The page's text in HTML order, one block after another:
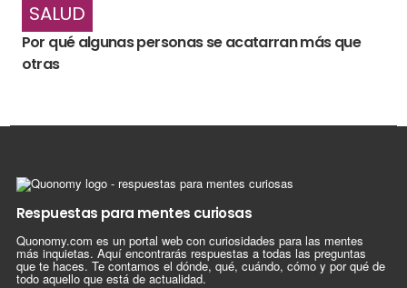
SALUD
Por qué algunas personas se acatarran más que
otras
Respuestas para mentes curiosas
Quonomy.com es un portal web con curiosidades para las mentes
más inquietas. Aquí encontrarás respuestas a todas las preguntas
que te haces. Te contamos el dónde, qué, cuándo, cómo y por qué de
todo aquello que está de actualidad.